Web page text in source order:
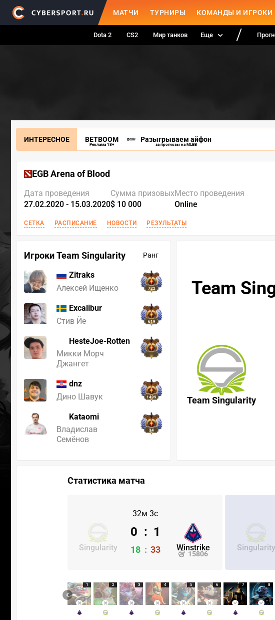
МАТЧИ ТУРНИРЫ КОМАНДЫ И ИГРОКИ
Dota 2 CS2 Мир танков Еще
ИНТЕРЕСНОЕ BETBOOM
Реклама 18+
Разыгрываем айфон
за прогнозы на MLBB
EGB Arena of Blood
Дата проведения
27.02.2020 - 15.03.2020
Сумма призовых
$ 10 000
Место проведения
Online
СЕТКА РАСПИСАНИЕ НОВОСТИ РЕЗУЛЬТАТЫ
Игроки Team Singularity Ранг
Zitraks
Алексей Ищенко
722
Excalibur
Стив Йе
619
HesteJoe-Rotten
Микки Морч
Джангет
dnz
Дино Шавук
1499
Kataomi
Владислав
Семёнов
34
Team
Team Singularity
Статистика матча
32м 3с
Singularity Winstrike
15806
0 : 1
18 : 33 Singularity
1 2 3 4 5 6 7 8